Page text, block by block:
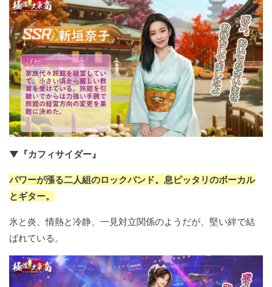
▼『カフィサイダー』
パワーが漲る二人組のロックバンド。息ピッタリのボーカル
とギター。
氷と炎、情熱と冷静、一見対立関係のようだが、堅い絆で結
ばれている。